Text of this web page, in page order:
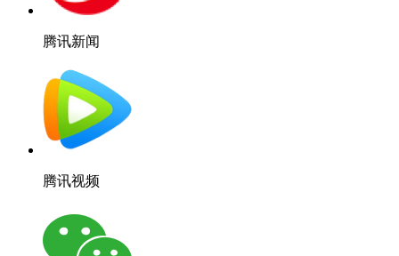
腾讯新闻
腾讯视频